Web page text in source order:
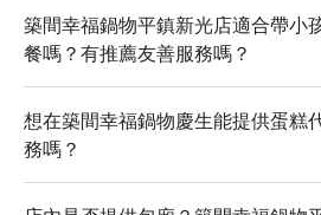
築間幸福鍋物平鎮新光店適合帶小
餐嗎？有推薦友善服務嗎？
想在築間幸福鍋物慶生能提供蛋糕
務嗎？